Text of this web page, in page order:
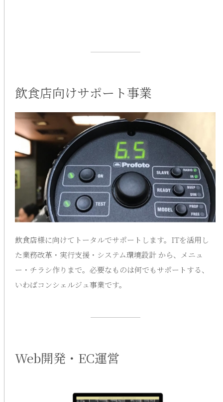
飲食店向けサポート事業
飲食店様に向けてトータルでサポートします。ITを活用し
た業務改革・実行支援・システム環境設計 から、メニュ
ー・チラシ作りまで。必要なものは何でもサポートする、
いわばコンシェルジュ事業です。
Web開発・EC運営